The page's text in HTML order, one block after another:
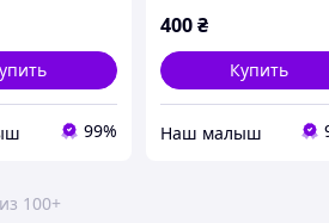
99%
400 ₴
Купить
‏Наш малыш
100+